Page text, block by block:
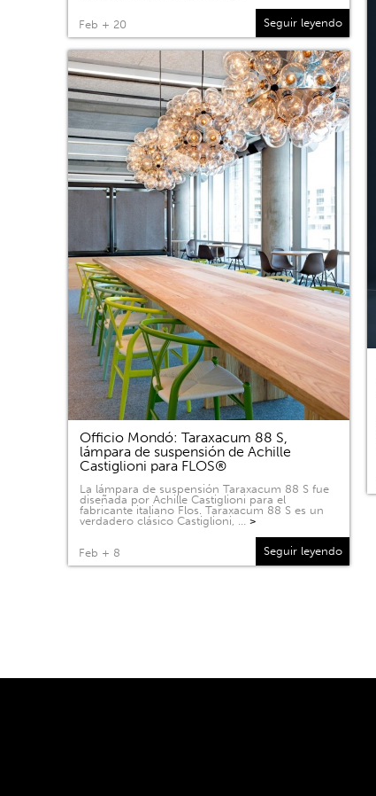
Feb + 20 Seguir leyendo
Officio Mondó: Taraxacum 88 S,
lámpara de suspensión de Achille
Castiglioni para FLOS®
La lámpara de suspensión Taraxacum 88 S fue
diseñada por Achille Castiglioni para el
fabricante italiano Flos. Taraxacum 88 S es un
verdadero clásico Castiglioni, … >
Feb + 8 Seguir leyendo